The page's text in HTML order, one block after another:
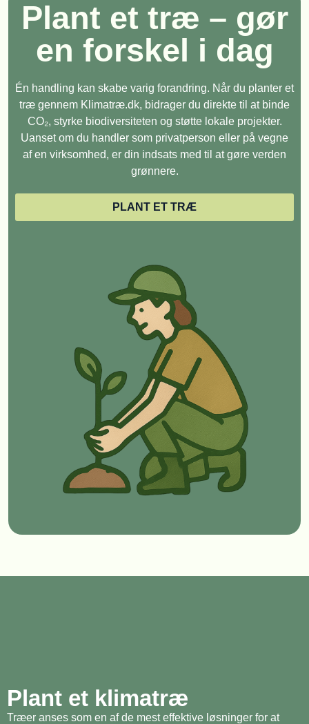
Plant et træ – gør
en forskel i dag
Én handling kan skabe varig forandring. Når du planter et
træ gennem Klimatræ.dk, bidrager du direkte til at binde
CO₂, styrke biodiversiteten og støtte lokale projekter.
Uanset om du handler som privatperson eller på vegne
af en virksomhed, er din indsats med til at gøre verden
grønnere.
PLANT ET TRÆ
Plant et klimatræ
Træer anses som en af de mest effektive løsninger for at